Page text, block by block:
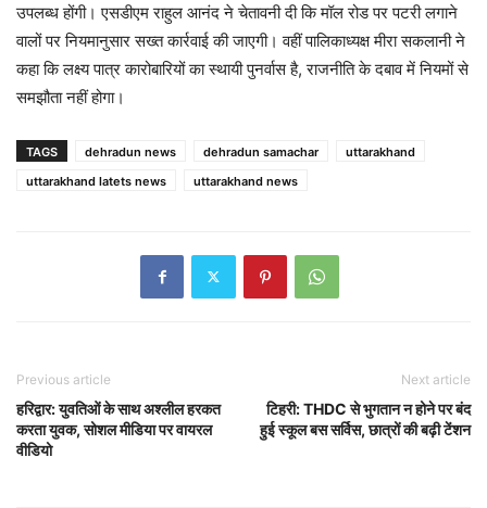
उपलब्ध होंगी। एसडीएम राहुल आनंद ने चेतावनी दी कि मॉल रोड पर पटरी लगाने
वालों पर नियमानुसार सख्त कार्रवाई की जाएगी। वहीं पालिकाध्यक्ष मीरा सकलानी ने
कहा कि लक्ष्य पात्र कारोबारियों का स्थायी पुनर्वास है, राजनीति के दबाव में नियमों से
समझौता नहीं होगा।
TAGS dehradun news dehradun samachar
uttarakhand
uttarakhand latets news
uttarakhand news
Previous article
हरिद्वार: युवतिओं के साथ अश्लील हरकत
करता युवक, सोशल मीडिया पर वायरल
वीडियो
Next article
टिहरी: THDC से भुगतान न होने पर बंद
हुई स्कूल बस सर्विस, छात्रों की बढ़ी टेंशन